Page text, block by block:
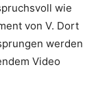
wie
von V. Dort
werden
Video